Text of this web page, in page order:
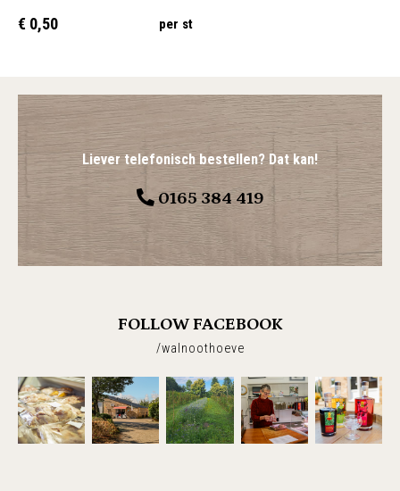
€ 0,50 per st
Liever telefonisch bestellen? Dat kan!
0165 384 419
FOLLOW FACEBOOK
/walnoothoeve